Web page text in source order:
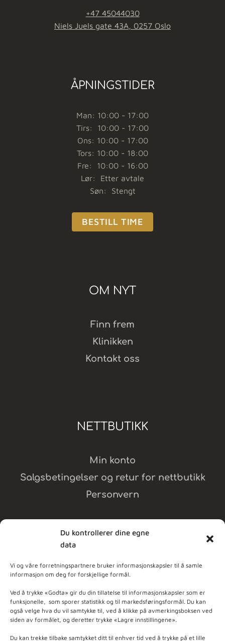
Du kontrollerer dine egne
data
Vi og våre forretningspartnere bruker informasjonskapsler til å samle
informasjon om deg for forskjellige formål.
Ved å trykke «Godta» gir du din tillatelse til informasjonskapsler som er
funksjonelle, som sporer statistikk og til markedsføringsformål. Du kan
også velge hva du vil samtykke til, ved å klikke på avmerkingsboksen ved
siden av formålet, og deretter trykke «Lagre innstillingene».
Du kan trekke tilbake samtykket ditt til enhver tid ved å trykke på et lille
+47 45044030
Niels Juels gate 43A, 0257 Oslo
ÅPNINGSTIDER
Man: 10:00 - 17:00
Tirs: 10:00 - 17:00
Ons: 10:00 - 17:00
Tors: 10:00 - 18:00
Fre: 10:00 - 16:00
Lør: Etter avtale
Søn: Stengt
BESTILL TIME
OM NYT
Finn frem
Klinikken
Kontakt oss
NETTBUTIKK
Min konto
Salgsbetingelser og retur for nettbutikk
Personvern
MELD DEG PÅ NYHETSBREV
- Basert på103anmeldelser